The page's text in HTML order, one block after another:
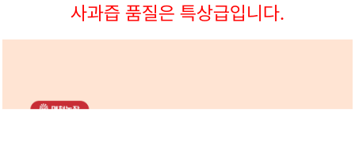
사과즙 품질은 특상급입니다.